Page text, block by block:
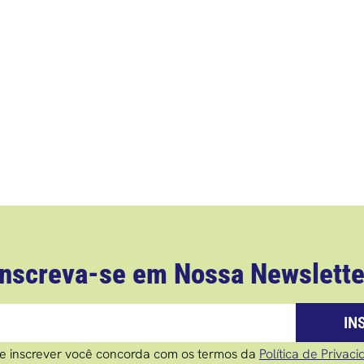
se em Nossa
inscrever você concorda com os termos da Política de